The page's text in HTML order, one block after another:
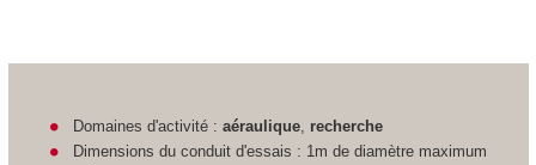
Domaines d'activité :aéraulique recherche
Dimensions du conduit d'essais : 1m de diamètre maximum